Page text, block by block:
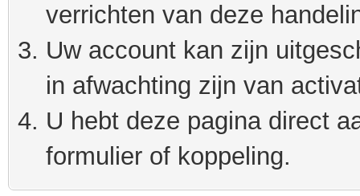
verrichten van deze
Uw account kan zijn
in afwachting zijn van
U hebt deze pagina direct
formulier of koppeling.